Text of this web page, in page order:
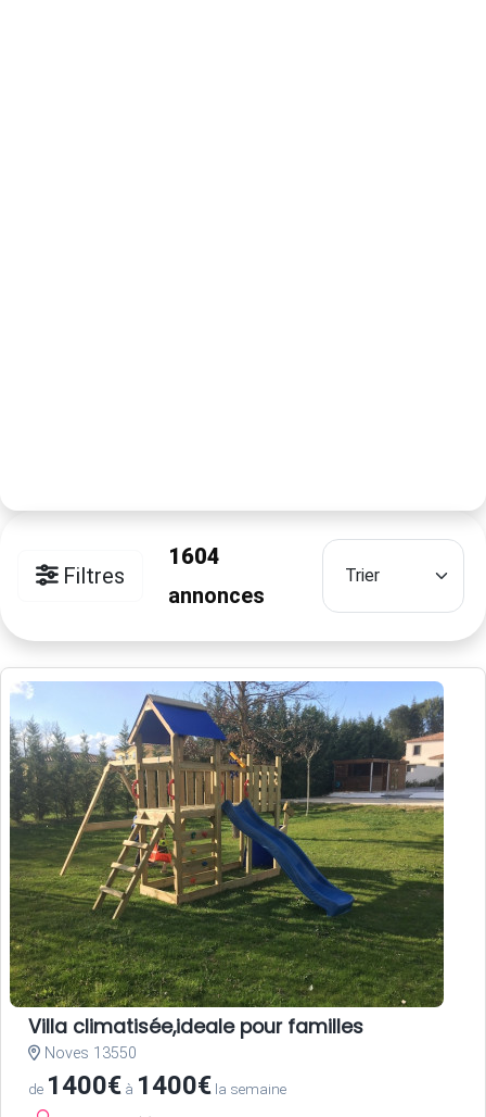
Filtres
1604
annonces
Villa climatisée,ideale pour familles
Noves 13550
de 1400€ à 1400€ la semaine